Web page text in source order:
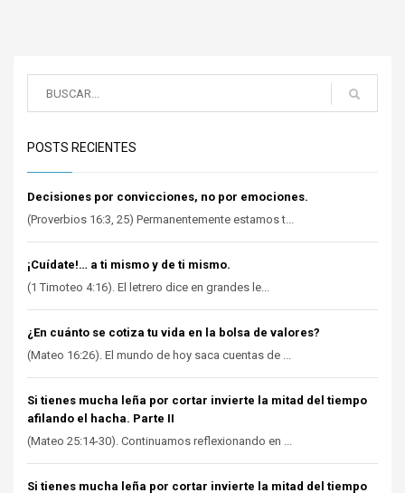
POSTS RECIENTES
Decisiones por convicciones, no por emociones.
(Proverbios 16:3, 25) Permanentemente estamos t...
¡Cuídate!… a ti mismo y de ti mismo.
(1 Timoteo 4:16). El letrero dice en grandes le...
¿En cuánto se cotiza tu vida en la bolsa de valores?
(Mateo 16:26). El mundo de hoy saca cuentas de ...
Si tienes mucha leña por cortar invierte la mitad del tiempo
afilando el hacha. Parte II
(Mateo 25:14-30). Continuamos reflexionando en ...
Si tienes mucha leña por cortar invierte la mitad del tiempo